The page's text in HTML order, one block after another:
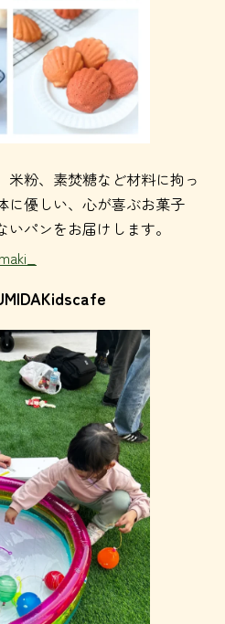
米粉、素焚糖など材料に拘っ
に優しい、心が喜ぶお菓子
パンをお届けします。
maki_